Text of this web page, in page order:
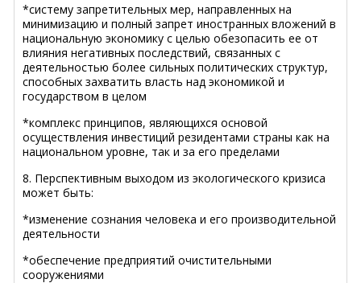
*систему запретительных мер, направленных на
минимизацию и полный запрет иностранных вложений в
национальную экономику с целью обезопасить ее от
влияния негативных последствий, связанных с
деятельностью более сильных политических структур,
способных захватить власть над экономикой и
государством в целом
*комплекс принципов, являющихся основой
осуществления инвестиций резидентами страны как на
национальном уровне, так и за его пределами
8. Перспективным выходом из экологического кризиса
может быть:
*изменение сознания человека и его производительной
деятельности
*обеспечение предприятий очистительными
сооружениями